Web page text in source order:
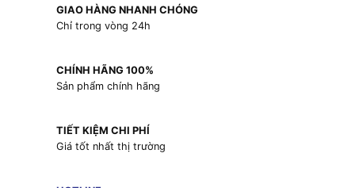
GIAO HÀNG NHANH CHÓNG
Chỉ trong vòng 24h
CHÍNH HÃNG 100%
Sản phẩm chính hãng
TIẾT KIỆM CHI PHÍ
Giá tốt nhất thị trường